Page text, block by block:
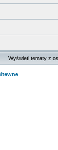
Wyświetl tematy z